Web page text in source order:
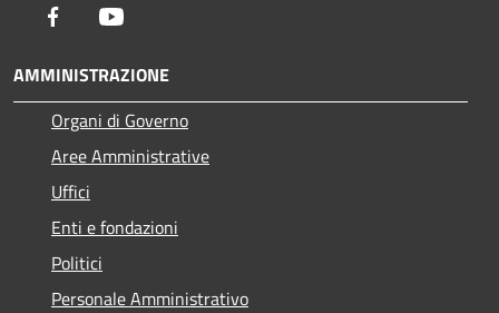
Facebook
AMMINISTRAZIONE
Organi di Governo
Aree Amministrative
Uffici
Enti e fondazioni
Politici
Personale Amministrativo